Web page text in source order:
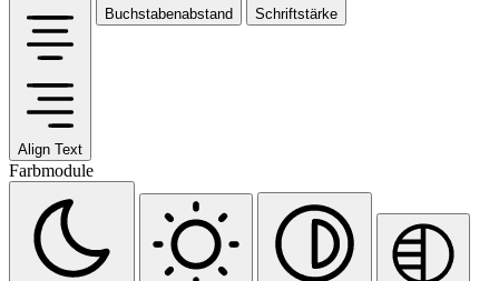
Align Text
Buchstabenabstand Schriftstärke
Farbmodule